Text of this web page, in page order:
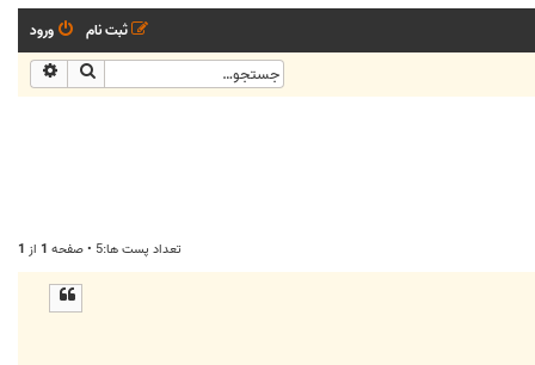
ورود ثبت نام
جستجو
تعداد پست ها:5 • صفحه 1 از 1